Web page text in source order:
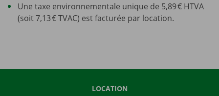
Une taxe environnementale unique de 5,89 € HTVA
(soit 7,13 € TVAC) est facturée par location.
LOCATION